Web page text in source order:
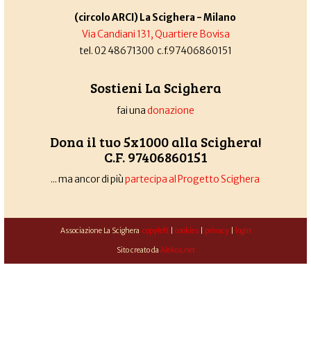
(circolo ARCI) La Scighera - Milano
Via Candiani 131, Quartiere Bovisa
tel. 02 48671300 c.f.97406860151
Sostieni La Scighera
fai unadonazione
Dona il tuo 5x1000 alla Scighera!
C.F. 97406860151
... ma ancor di piùpartecipa al Progetto Scighera
Associazione La Scighera copyleft| cookies| privacy| login
Sito creato da Alekos.net